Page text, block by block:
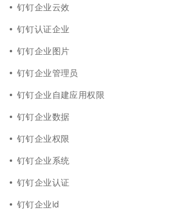
钉钉企业云效
钉钉认证企业
钉钉企业图片
钉钉企业管理员
钉钉企业自建应用权限
钉钉企业数据
钉钉企业权限
钉钉企业系统
钉钉企业认证
钉钉企业id